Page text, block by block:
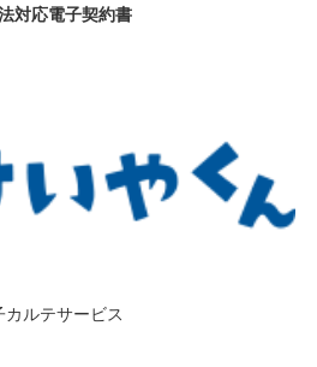
対応電子契約書
カルテサービス